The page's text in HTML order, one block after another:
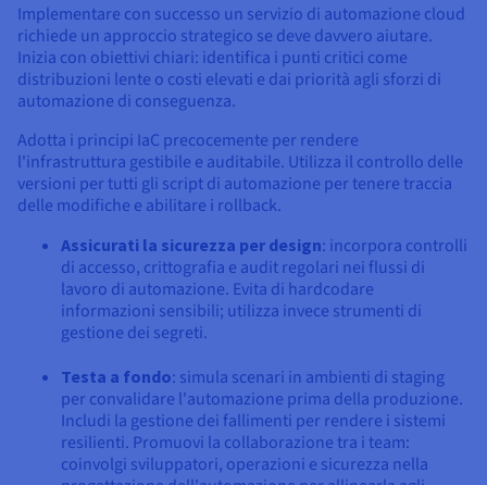
Implementare con successo un servizio di automazione cloud
richiede un approccio strategico se deve davvero aiutare.
Inizia con obiettivi chiari: identifica i punti critici come
distribuzioni lente o costi elevati e dai priorità agli sforzi di
automazione di conseguenza.
Adotta i principi IaC precocemente per rendere
l'infrastruttura gestibile e auditabile. Utilizza il controllo delle
versioni per tutti gli script di automazione per tenere traccia
delle modifiche e abilitare i rollback.
Assicurati la sicurezza per design: incorpora controlli
di accesso, crittografia e audit regolari nei flussi di
lavoro di automazione. Evita di hardcodare
informazioni sensibili; utilizza invece strumenti di
gestione dei segreti.
Testa a fondo: simula scenari in ambienti di staging
per convalidare l'automazione prima della produzione.
Includi la gestione dei fallimenti per rendere i sistemi
resilienti. Promuovi la collaborazione tra i team:
coinvolgi sviluppatori, operazioni e sicurezza nella